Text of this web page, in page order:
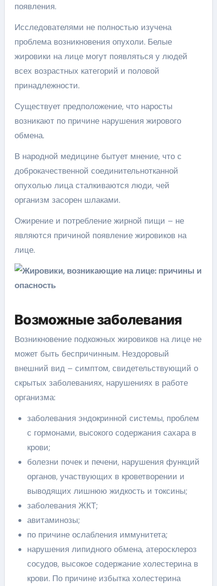
появления.
Исследователями не полностью изучена
проблема возникновения опухоли. Белые
жировики на лице могут появляться у людей
всех возрастных категорий и половой
принадлежности.
Существует предположение, что наросты
возникают по причине нарушения жирового
обмена.
В народной медицине бытует мнение, что с
доброкачественной соединительнотканной
опухолью лица сталкиваются люди, чей
организм засорен шлаками.
Ожирение и потребление жирной пищи – не
являются причиной появление жировиков на
лице.
Возможные заболевания
Возникновение подкожных жировиков на лице не
может быть беспричинным. Нездоровый
внешний вид – симптом, свидетельствующий о
скрытых заболеваниях, нарушениях в работе
организма:
заболевания эндокринной системы, проблем
с гормонами, высокого содержания сахара в
крови;
болезни почек и печени, нарушения функций
органов, участвующих в кроветворении и
выводящих лишнюю жидкость и токсины;
заболевания ЖКТ;
авитаминозы;
по причине ослабления иммунитета;
нарушения липидного обмена, атеросклероз
сосудов, высокое содержание холестерина в
крови. По причине избытка холестерина